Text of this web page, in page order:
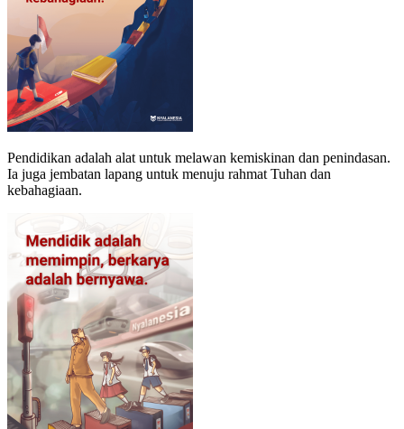
Pendidikan adalah alat untuk melawan kemiskinan dan penindasan.
Ia juga jembatan lapang untuk menuju rahmat Tuhan dan
kebahagiaan.